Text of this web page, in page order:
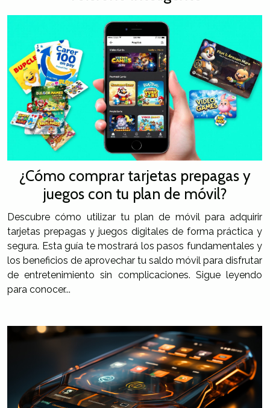
¿Cómo comprar tarjetas prepagas y
juegos con tu plan de móvil?
Descubre cómo utilizar tu plan de móvil para adquirir
tarjetas prepagas y juegos digitales de forma práctica y
segura. Esta guía te mostrará los pasos fundamentales y
los beneficios de aprovechar tu saldo móvil para disfrutar
de entretenimiento sin complicaciones. Sigue leyendo
para conocer...